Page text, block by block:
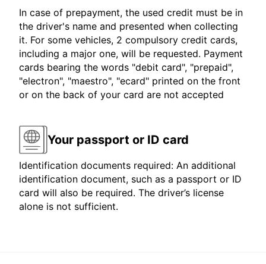
In case of prepayment, the used credit must be in
the driver's name and presented when collecting
it. For some vehicles, 2 compulsory credit cards,
including a major one, will be requested. Payment
cards bearing the words "debit card", "prepaid",
"electron", "maestro", "ecard" printed on the front
or on the back of your card are not accepted
Your passport or ID card
Identification documents required: An additional
identification document, such as a passport or ID
card will also be required. The driver’s license
alone is not sufficient.